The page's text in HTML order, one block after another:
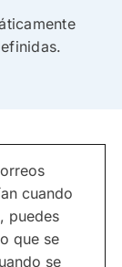
cuando
puedes
que se
se